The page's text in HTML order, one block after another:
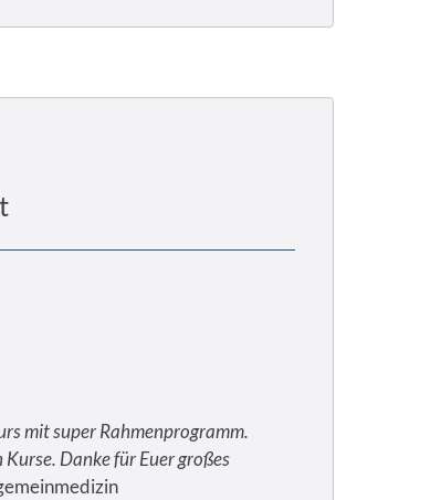
mit super Rahmenprogramm.
Danke für Euer großes